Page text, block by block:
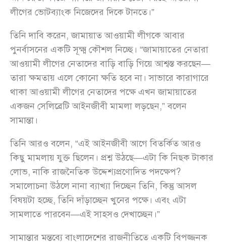
লীগের ভোটব্যাংক নিজেদের দিকে টানতে।”
তিনি দাবি করেন, জামায়াত আওয়ামী লীগকে আবার
পুনর্বাসনের একটি সূক্ষ্ম কৌশল নিচ্ছে। “জামায়াতের নেতারা
আওয়ামী লীগের নেতাদের বাড়ি বাড়ি গিয়ে আশ্বস্ত করছেন—
তারা ক্ষমতায় এলে কোনো ক্ষতি হবে না। সাভারে কারাগারে
থাকা আওয়ামী লীগের নেতাদের পক্ষে এখন জামায়াতের
একজন সেলিব্রেটি আইনজীবী মামলা লড়ছেন,” বলেন
সামান্তা।
তিনি আরও বলেন, “এই আইনজীবী আগে বিতর্কিত আরও
কিছু মামলায় যুক্ত ছিলেন। প্রশ্ন উঠছে—এটা কি নিছক টাকার
লোভ, নাকি রাজনৈতিক উদ্দেশ্যপ্রণোদিত পদক্ষেপ?
সমালোচনা উঠলে নানা ব্যাখ্যা দিচ্ছেন তিনি, কিন্তু আসল
বিষয়টা হচ্ছে, তিনি দাঁড়াচ্ছেন খুনের পক্ষে। এবং এটা
সামলাতে পারবেন—এই সাহসও দেখাচ্ছেন।”
সামান্তার মন্তব্যে বাংলাদেশের রাজনীতিতে একটি বিপজ্জনক